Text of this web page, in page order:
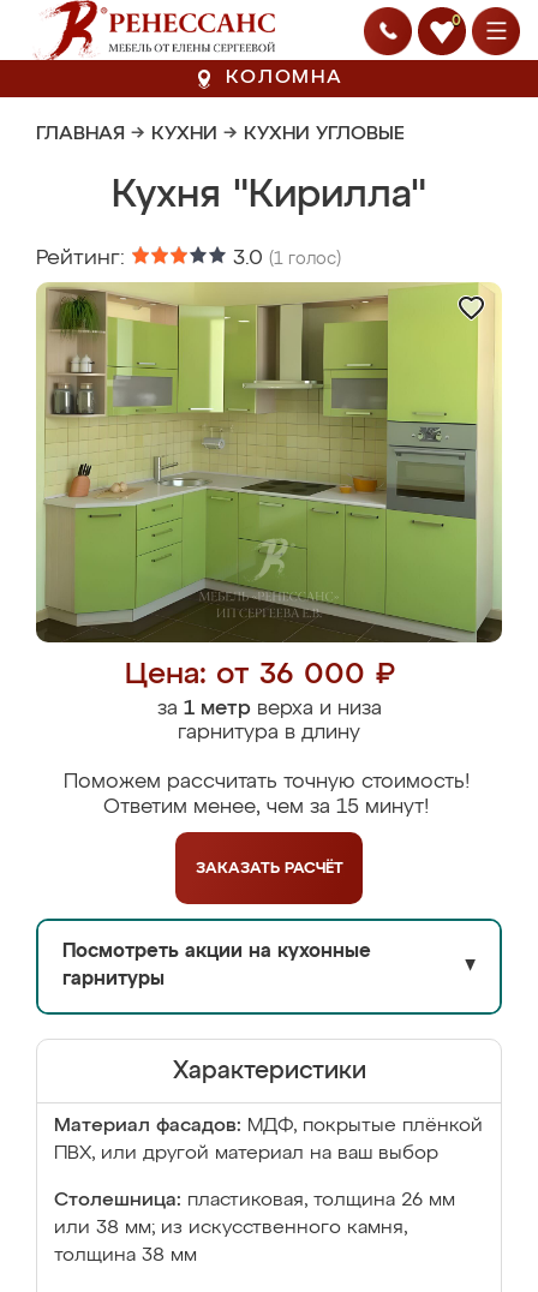
0
КОЛОМНА
ГЛАВНАЯ → КУХНИ → КУХНИ УГЛОВЫЕ
Кухня "Кирилла"
Рейтинг: 3.0 (1 голос)
Цена: от 36 000 ₽
за 1 метрверха и низа
гарнитура в длину
Поможем рассчитать точную стоимость!
Ответим менее, чем за 15 минут!
ЗАКАЗАТЬ РАСЧЁТ
Посмотреть акции на кухонные
гарнитуры
▼
Характеристики
Материал фасадов: МДФ, покрытые плёнкой
ПВХ, или другой материал на ваш выбор
Столешница: пластиковая, толщина 26 мм
или 38 мм; из искусственного камня,
толщина 38 мм